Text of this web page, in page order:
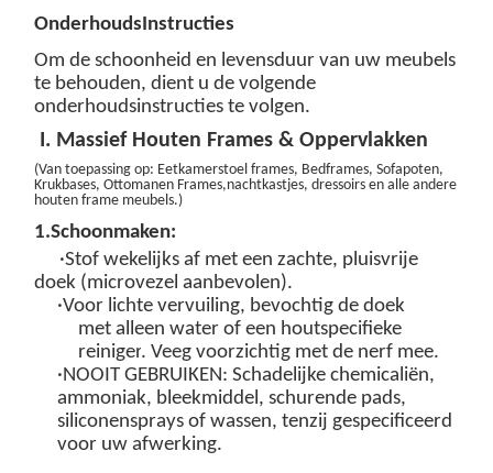
OnderhoudsInstructies
Om de schoonheid en levensduur van uw meubels
te behouden, dient u de volgende
onderhoudsinstructies te volgen.
I. Massief Houten Frames & Oppervlakken
(Van toepassing op: Eetkamerstoel frames, Bedframes, Sofapoten,
Krukbases, Ottomanen Frames,nachtkastjes, dressoirs en alle andere
houten frame meubels.)
1.Schoonmaken:
·Stof wekelijks af met een zachte, pluisvrije
doek (microvezel aanbevolen).
·Voor lichte vervuiling, bevochtig de doek
met alleen waterof een houtspecifieke
reiniger. Veeg voorzichtig met de nerf mee.
·NOOIT GEBRUIKEN: Schadelijke chemicaliën,
ammoniak, bleekmiddel, schurende pads,
siliconensprays of wassen, tenzij gespecificeerd
voor uw afwerking.